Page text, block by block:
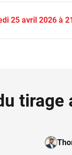
25 avril 2026 à
tirage